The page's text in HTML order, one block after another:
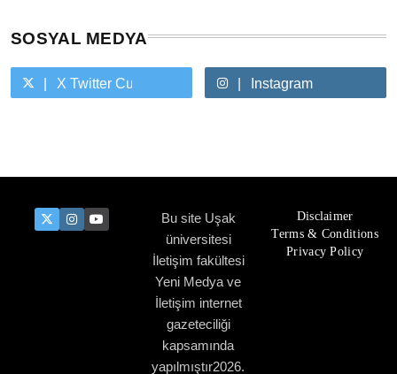
SOSYAL MEDYA
X Twitter Custom Cursor On HoverInstagram
Bu site Uşak
üniversitesi
İletişim fakültesi
Yeni Medya ve
İletişim internet
gazeteciliği
kapsamında
yapılmıştır2026.
Disclaimer
Terms & Conditions
Privacy Policy